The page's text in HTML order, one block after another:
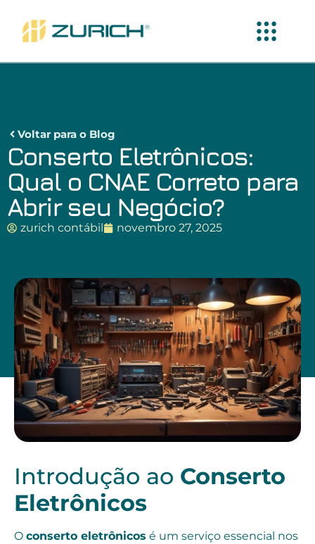
Voltar para o Blog
Conserto Eletrônicos:
Qual o CNAE Correto para
Abrir seu Negócio?
zurich contábil novembro 27, 2025
Introdução ao Conserto
Eletrônicos
O conserto eletrônicos é um serviço essencial nos